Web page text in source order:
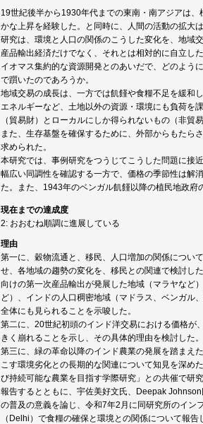
19世紀後半から1930年代までの東南・南アジアは
かな上昇を経験した。と同時に、人間の活動の拡大
研究は、環境と人口の関係のこうした変化を、地域
産品輸出経済だけでなく、それとは相対的に自立し
イオマス集約的な資源開発とのあいだで、どのよう
で躓いたのであろうか。
地域交易の成長は、一方では飢饉や食糧不足を緩和
エネルギーなど、土地以外の資源・環境にも負荷を
（貿易財）とローカルにしか得られないもの（非貿
また、生存基盤を確保するために、外部からもたら
求められた。
本研究では、事例研究をつうじてこうした問題に接
幅広い同調性を確認する一方で、価格の季節性は解
た。また、1943年のベンガル飢饉以降の植民地政府
現在までの達成度
2: おおむね順調に進展している
理由
第一に、穀物流通と、移民、人口増加の関係につ
せ、各地域の趨勢の変化を、移民との関連で検討し
向けの第一次産品輸出が発展した地域（マラヤなど
ど）、インドの人口稠密地域（マドラス、ベンガル
全体にも見られることを示唆した。
第二に、20世紀初頭のインド洋交易における価格が
きく崩れることを示し、その具体的理由を検討した。
第三に、緑の革命以降のインド農業の発展を踏まえ
こす環境劣化との長期的な関連について知見を深め
び持続可能な農業を目指す学際研究」との共催で研
報告するとともに、宇佐美好文氏、Deepak
の普及の意義を論じ、令和7年2月に同研究所のイン
（Delhi）で食糧の確保と環境との関係について報